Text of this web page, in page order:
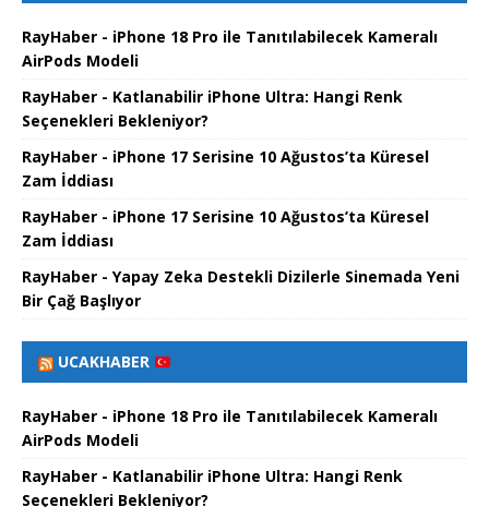
RayHaber - iPhone 18 Pro ile Tanıtılabilecek Kameralı
AirPods Modeli
RayHaber - Katlanabilir iPhone Ultra: Hangi Renk
Seçenekleri Bekleniyor?
RayHaber - iPhone 17 Serisine 10 Ağustos’ta Küresel
Zam İddiası
RayHaber - iPhone 17 Serisine 10 Ağustos’ta Küresel
Zam İddiası
RayHaber - Yapay Zeka Destekli Dizilerle Sinemada Yeni
Bir Çağ Başlıyor
UCAKHABER
RayHaber - iPhone 18 Pro ile Tanıtılabilecek Kameralı
AirPods Modeli
RayHaber - Katlanabilir iPhone Ultra: Hangi Renk
Seçenekleri Bekleniyor?